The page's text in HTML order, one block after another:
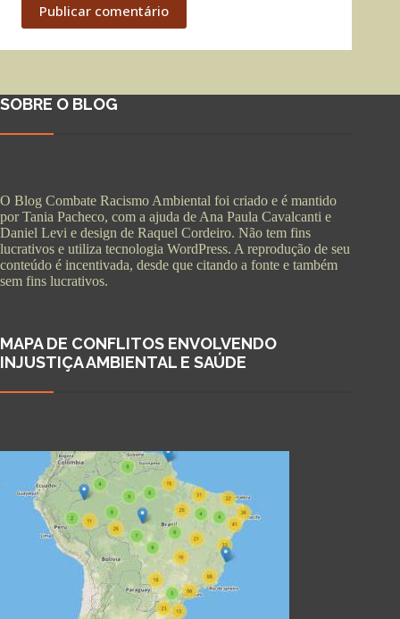
Publicar comentário
SOBRE O BLOG
O Blog Combate Racismo Ambiental foi criado e é mantido
por Tania Pacheco, com a ajuda de Ana Paula Cavalcanti e
Daniel Levi e design de Raquel Cordeiro. Não tem fins
lucrativos e utiliza tecnologia WordPress. A reprodução de seu
conteúdo é incentivada, desde que citando a fonte e também
sem fins lucrativos.
MAPA DE CONFLITOS ENVOLVENDO
INJUSTIÇA AMBIENTAL E SAÚDE